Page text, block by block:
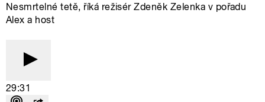
Nesmrtelné tetě, říká režisér Zdeněk Zelenka v pořadu
Alex a host
29:31